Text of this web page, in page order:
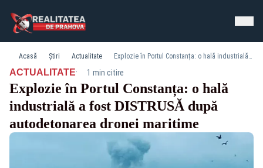
Acasă Știri Actualitate Explozie în Portul Constanța: o hală industrială a fost DISTRUSĂ după autodetonarea dronei maritime
ACTUALITATE· 1 min citire
Explozie în Portul Constanța: o hală
industrială a fost DISTRUSĂ după
autodetonarea dronei maritime